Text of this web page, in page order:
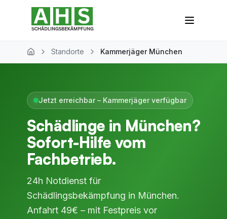
Zum Hauptinhalt springen
Home Standorte Kammerjäger München
Jetzt erreichbar – Kammerjäger verfügbar
Schädlinge in München?
Sofort-Hilfe vom
Fachbetrieb.
24h Notdienst für
Schädlingsbekämpfung in München.
Anfahrt 49€ – mit Festpreis vor